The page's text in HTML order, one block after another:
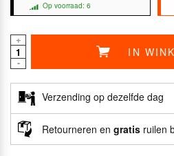
★★★★★
★★★★★
Op voorraad: 6
+
-
IN
Verzending op dezelfde dag
Retourneren en gratis ruilen